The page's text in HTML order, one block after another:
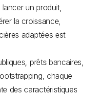
lancer un produit,
la croissance,
adaptées est
prêts bancaires,
chaque
des caractéristiques